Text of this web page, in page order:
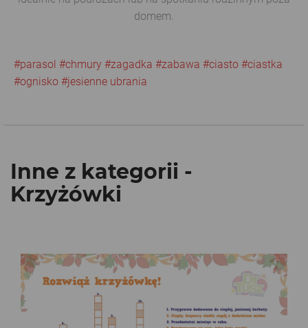
domem.
#parasol #chmury #zagadka #zabawa #ciasto #ciastka
#ognisko #jesienne ubrania
Inne z kategorii -
Krzyżówki